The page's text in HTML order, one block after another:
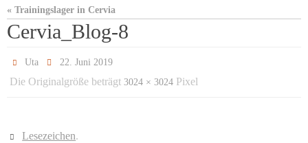
« Trainingslager in Cervia
Cervia_Blog-8
Uta 22. Juni 2019
Die Originalgröße beträgt 3024 × 3024 Pixel
Lesezeichen.